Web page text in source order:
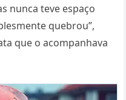
nunca teve espaço
quebrou”,
que o acompanhava